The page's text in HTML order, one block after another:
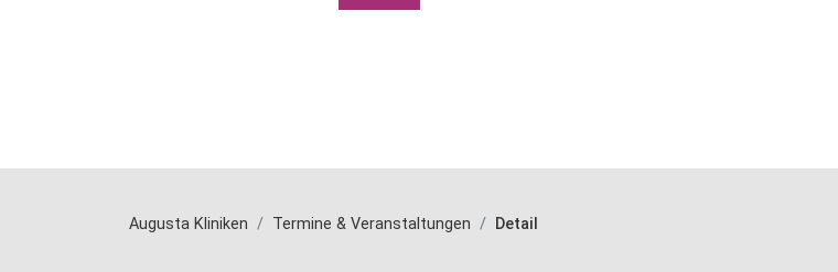
Augusta Kliniken Termine & Veranstaltungen Detail